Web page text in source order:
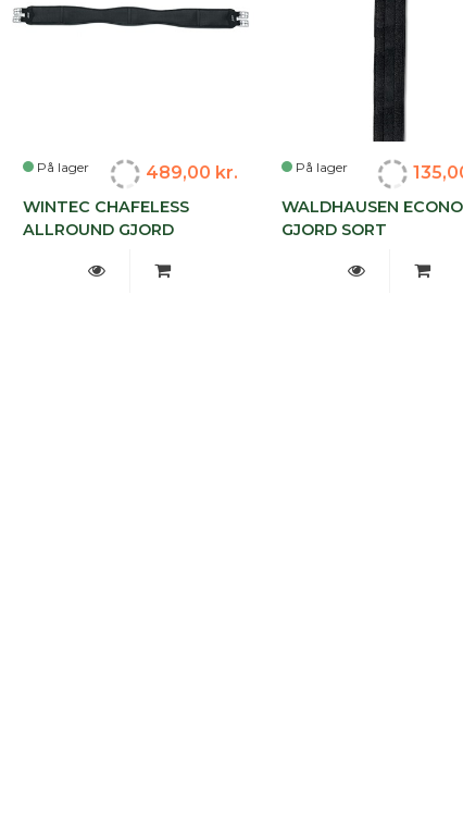
På lager 489,00 kr.
WINTEC CHAFELESS
ALLROUND GJORD
På lager
WALDHAUSEN
GJORD SORT